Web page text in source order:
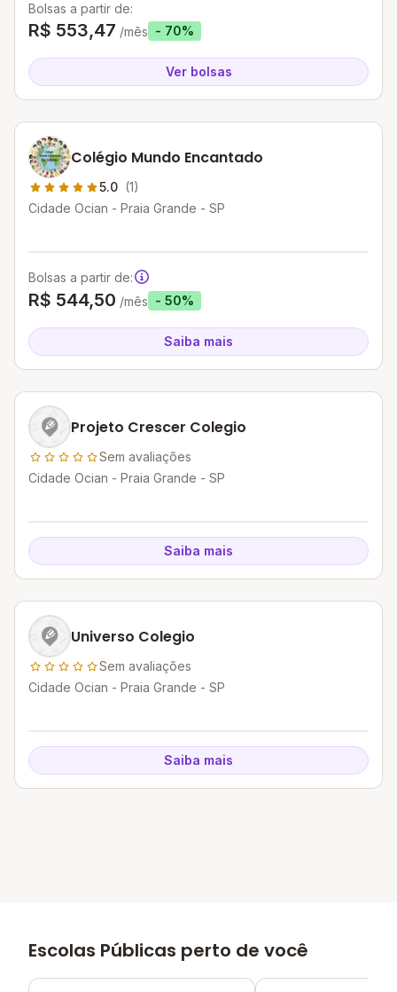
Bolsas a partir de:
R$ 553,47 /mês - 70%
Ver bolsas
Colégio Mundo Encantado
5.0 (1)
Cidade Ocian - Praia Grande - SP
Bolsas a partir de:
R$ 544,50 /mês - 50%
Saiba mais
Projeto Crescer Colegio
Sem avaliações
Cidade Ocian - Praia Grande - SP
Saiba mais
Universo Colegio
Sem avaliações
Cidade Ocian - Praia Grande - SP
Saiba mais
Escolas Públicas perto de você